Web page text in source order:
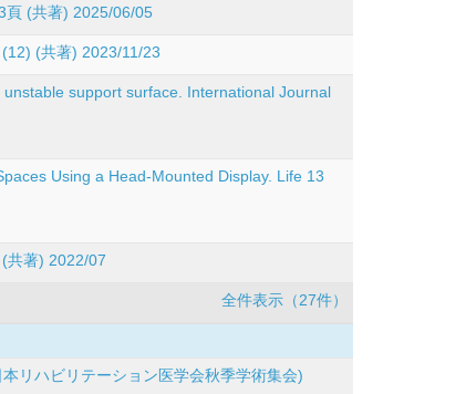
頁 (共著) 2025/06/05
(共著) 2023/11/23
support surface. International Journal
Using a Head-Mounted Display. Life 13
共著) 2022/07
全件表示（27件）
リハビリテーション医学会秋季学術集会)